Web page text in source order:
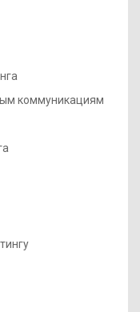
коммуникациям